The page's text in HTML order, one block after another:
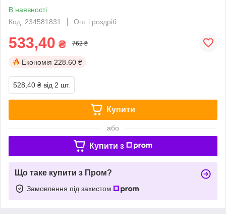
В наявності
Код: 234581831
Опт і роздріб
533,40 ₴ 762 ₴
Економія 228.60 ₴
528,40 ₴ від 2 шт.
Купити
або
Купити з
Що таке купити з Пром?
Замовлення під захистом